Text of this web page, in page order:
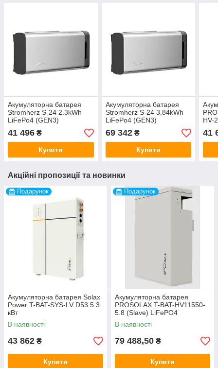
Акумуляторна батарея
Stromherz S-24 2.3kWh
LiFePo4 (GEN3)
41 496 ₴
Купити
Акумуляторна батарея
Stromherz S-24 3.84kWh
LiFePo4 (GEN3)
69 342₴
Купити
HV-
41
Акційні пропозиції та новинки
Подарунок
Акумуляторна батарея Solax
Power T-BAT-SYS-LV D53 5.3
кВт
В наявності
43 862 ₴
Купити
Подарунок
Акумуляторна батарея
PROSOLAX T-BAT-HV11550-
5.8 (Slave) LiFePO4
В наявності
79 488,50 ₴
Купити